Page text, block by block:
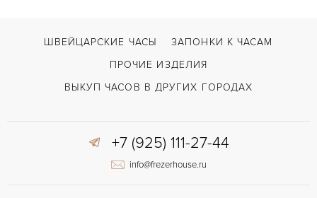
ШВЕЙЦАРСКИЕ ЧАСЫ
ЗАПОНКИ К ЧАСАМ
ПРОЧИЕ ИЗДЕЛИЯ
ВЫКУП ЧАСОВ В ДРУГИХ ГОРОДАХ
+7 (925) 111-27-44
info@frezerhouse.ru